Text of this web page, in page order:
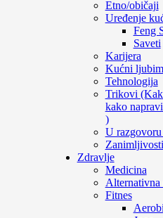
Etno/običaji
Uređenje
Feng
Saveti
Karijera
Kućni
Tehnologija
Trikovi
kako
)
U razgovoru
Zanimljivosti
Zdravlje
Medicina
Alternativna
Fitnes